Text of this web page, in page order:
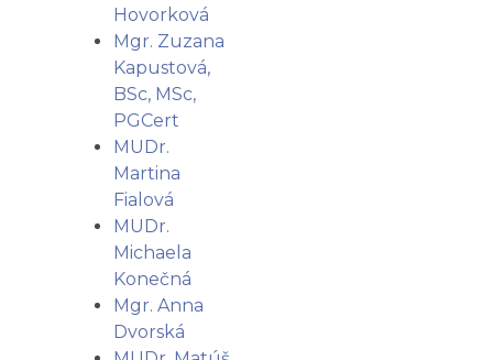
Hovorková
Mgr. Zuzana
Kapustová,
BSc, MSc,
PGCert
MUDr.
Martina
Fialová
MUDr.
Michaela
Konečná
Mgr. Anna
Dvorská